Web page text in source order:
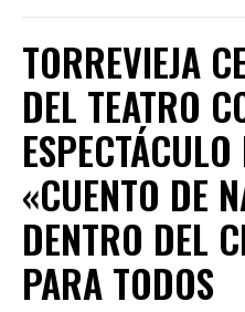
TORREVIEJA
DEL TEATRO
«CUENTO DE
DENTRO DEL
PARA TODOS